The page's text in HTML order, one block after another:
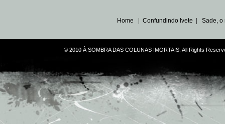
Home Confundindo Ivete Sade, o
© 2010 À SOMBRA DAS COLUNAS IMORTAIS. All Rights